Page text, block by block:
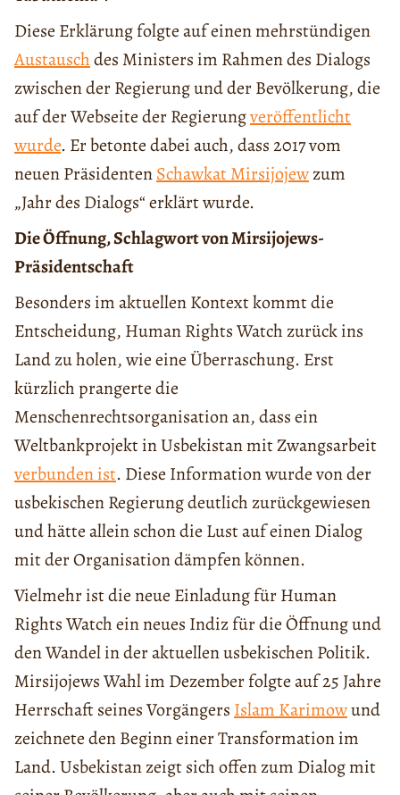
Diese Erklärung folgte auf einen mehrstündigen
Austauschdes Ministers im Rahmen des Dialogs
zwischen der Regierung und der Bevölkerung, die
auf der Webseite der Regierungveröffentlicht
wurde. Er betonte dabei auch, dass 2017 vom
neuen PräsidentenSchawkat Mirsijojewzum
„Jahr des Dialogs“ erklärt wurde.
Die Öffnung, Schlagwort von Mirsijojews-
Präsidentschaft
Besonders im aktuellen Kontext kommt die
Entscheidung, Human Rights Watch zurück ins
Land zu holen, wie eine Überraschung. Erst
kürzlich prangerte die
Menschenrechtsorganisation an, dass ein
Weltbankprojekt in Usbekistan mit Zwangsarbeit
verbunden ist. Diese Information wurde von der
usbekischen Regierung deutlich zurückgewiesen
und hätte allein schon die Lust auf einen Dialog
mit der Organisation dämpfen können.
Vielmehr ist die neue Einladung für Human
Rights Watch ein neues Indiz für die Öffnung und
den Wandel in der aktuellen usbekischen Politik.
Mirsijojews Wahl im Dezember folgte auf 25 Jahre
Herrschaft seines Vorgängers Islam Karimowund
zeichnete den Beginn einer Transformation im
Land. Usbekistan zeigt sich offen zum Dialog mit